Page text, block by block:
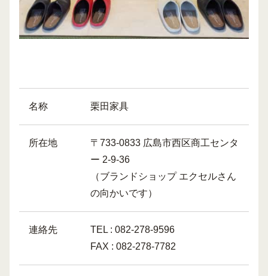
名称 栗田家具
所在地
〒733-0833 広島市西区商工センタ
ー 2-9-36
（ブランドショップ エクセルさん
の向かいです）
連絡先
TEL : 082-278-9596
FAX : 082-278-7782